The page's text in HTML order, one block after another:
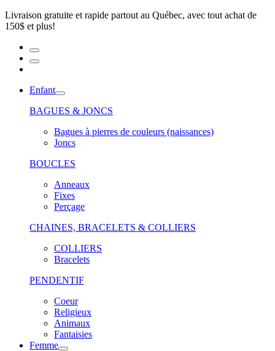
Livraison gratuite et rapide partout au Québec, avec tout achat de
150$ et plus!
Enfant
BAGUES & JONCS
Bagues à pierres de couleurs (naissances)
Joncs
BOUCLES
Anneaux
Fixes
Perçage
CHAINES, BRACELETS & COLLIERS
COLLIERS
Bracelets
PENDENTIF
Coeur
Religieux
Animaux
Fantaisies
Femme